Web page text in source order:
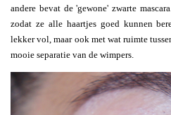
andere bevat de 'gewone' zwarte
zodat ze alle haartjes goed kunnen
lekker vol, maar ook met wat ruimte
mooie separatie van de wimpers.